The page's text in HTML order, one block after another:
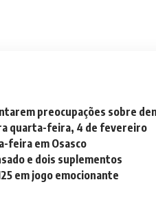
preocupações sobre
quarta-feira, 4 de fevereiro
feira em Osasco
e dois suplementos
em jogo emocionante